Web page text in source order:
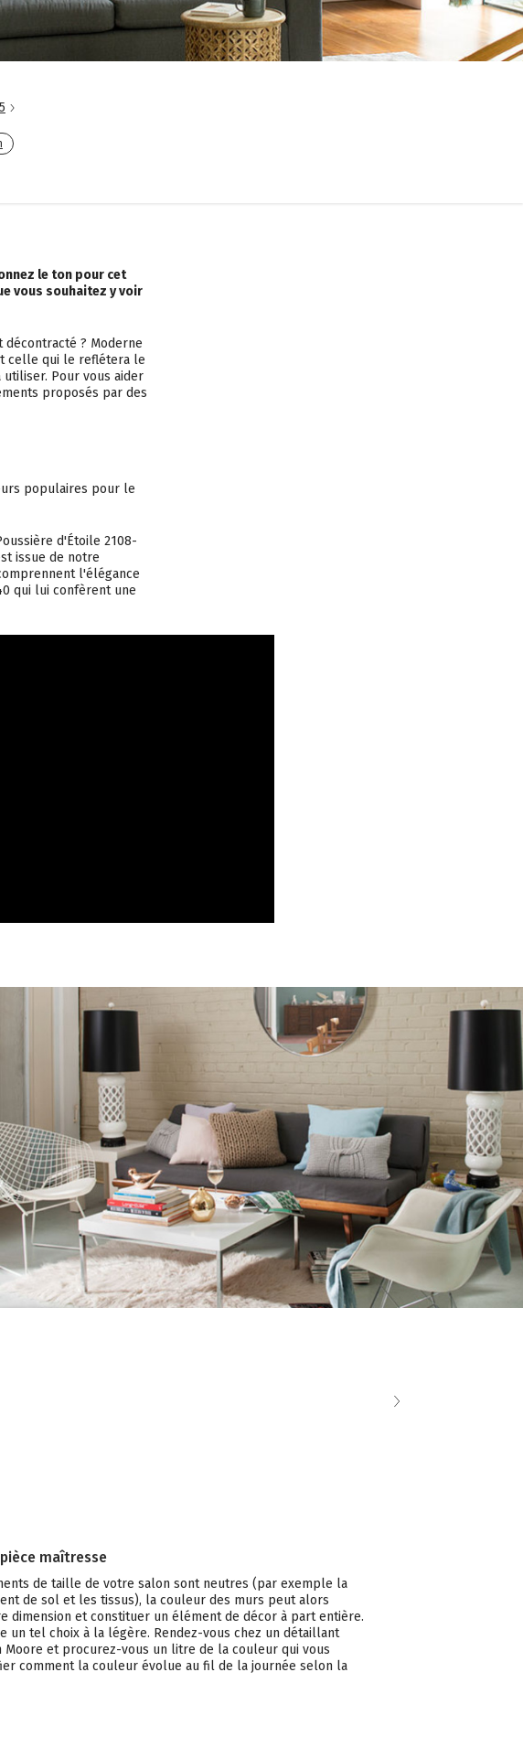
le ton pour cet
vous souhaitez y voir
? Moderne
celle qui le reflétera le
Pour vous aider
proposés par des
populaires pour le
d'Étoile 2108-
issue de notre
l'élégance
qui lui confèrent une
maîtresse
de taille de votre salon sont neutres (par exemple la
de sol et les tissus), la couleur des murs peut alors
dimension et constituer un élément de décor à part entière.
un tel choix à la légère. Rendez-vous chez un détaillant
Moore et procurez-vous un litre de la couleur qui vous
comment la couleur évolue au fil de la journée selon la